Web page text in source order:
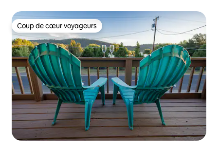
Coup de cœur voyageurs
Coup de cœur voyageurs